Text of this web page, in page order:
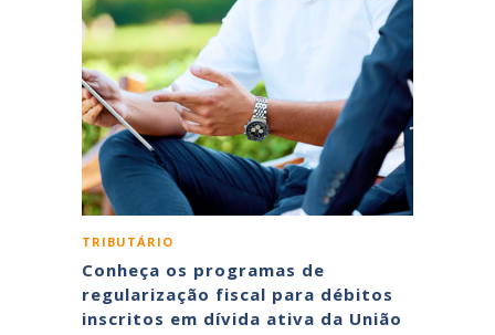
TRIBUTÁRIO
Conheça os programas de
regularização fiscal para débitos
inscritos em dívida ativa da União